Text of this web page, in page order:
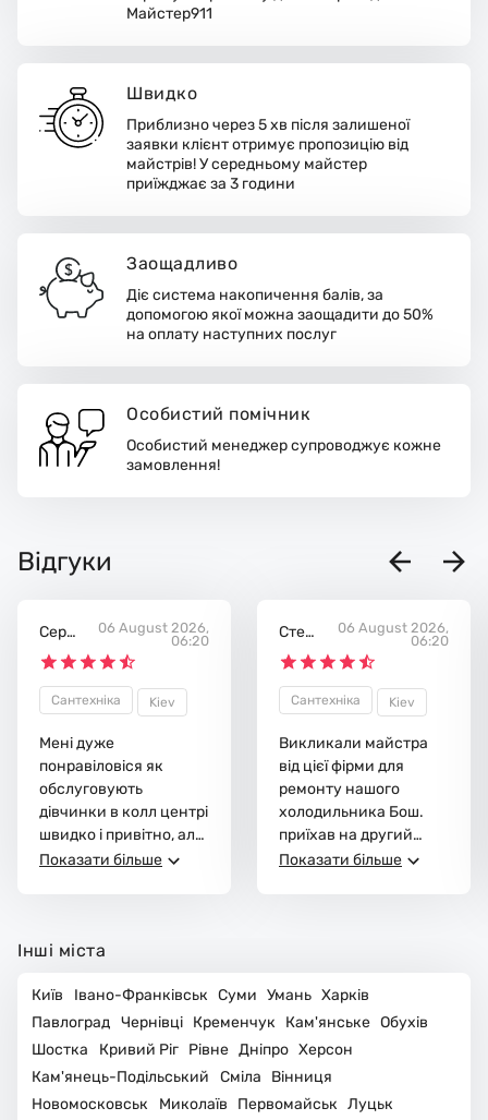
Майстер911
Швидко
Приблизно через 5 хв після залишеної
заявки клієнт отримує пропозицію від
майстрів! У середньому майстер
приїжджає за 3 години
Заощадливо
Діє система накопичення балів, за
допомогою якої можна заощадити до 50%
на оплату наступних послуг
Особистий помічник
Особистий менеджер супроводжує кожне
замовлення!
Відгуки
Сергі
й
06 August 2026,
06:20
Сантехніка Kiev
Мені дуже
понравіловіся як
обслуговують
дівчинки в колл центрі
швидко і привітно, але
єдино що не
швидко і приїхав в той
домовилися, погано те
що кусаються ціни
заміна мотора на
холодильнику 2600 і
виїзд майстра 150 грн,
можна хоча б зробити
Показати більше
Степа
н
06 August 2026,
06:20
Сантехніка Kiev
Викликали майстра
від цієї фірми для
ремонту нашого
холодильника Бош.
приїхав на другий
день як і домовлялись,
Усе гарно щільно
прилягло. роботою і
ціною задоволений.
Також одержав пів
року гарантій на
виконану роботу.
Показати більше
Інші міста
Київ Івано-Франківськ Суми Умань Харків
Павлоград Чернівці Кременчук Кам'янське Обухів
Шостка
Кривий Ріг Рівне Дніпро Херсон
Кам'янець-Подільський
Сміла
Вінниця
Новомосковськ
Миколаїв Первомайськ Луцьк